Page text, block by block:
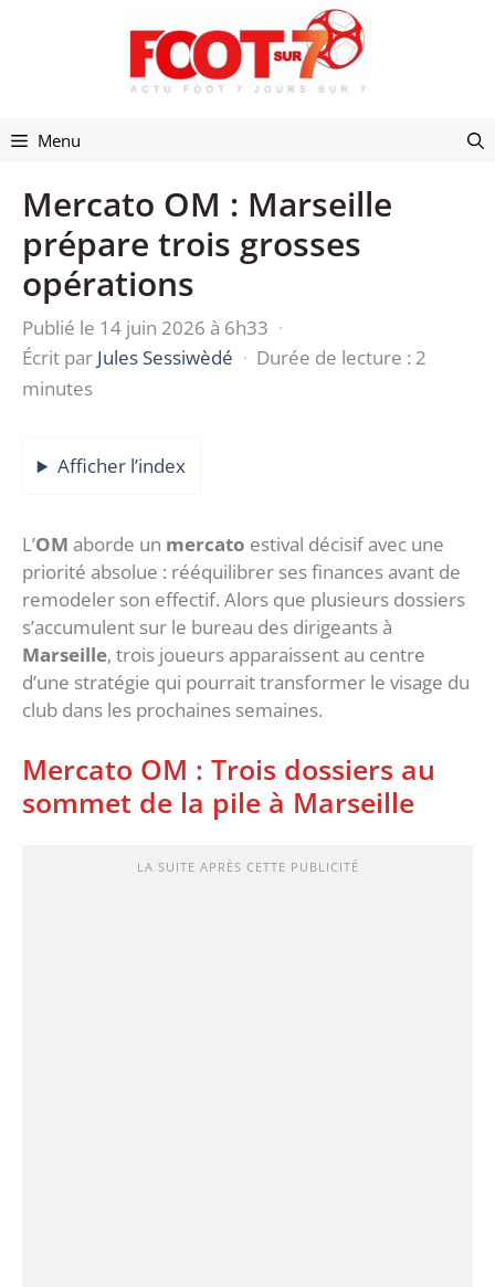
Menu
Mercato OM : Marseille
prépare trois grosses
opérations
Publié le 14 juin 2026 à 6h33 ·
Écrit par Jules Sessiwèdé · Durée de lecture : 2
minutes
Afficher l’index
‎L’OM aborde un mercato estival décisif avec une
priorité absolue : rééquilibrer ses finances avant de
remodeler son effectif. Alors que plusieurs dossiers
s’accumulent sur le bureau des dirigeants à
Marseille, trois joueurs apparaissent au centre
d’une stratégie qui pourrait transformer le visage du
club dans les prochaines semaines.
Mercato OM : ‎Trois dossiers au
sommet de la pile à Marseille
LA SUITE APRÈS CETTE PUBLICITÉ